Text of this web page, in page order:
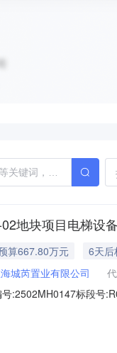
地块项目电梯设
算667.80万元
6天后
城芮置业有限公司
:2502MH0147标段号
红线（近纪高路））